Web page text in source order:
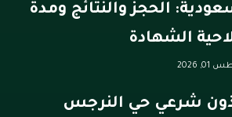
الحجز والنتائج ومدة
الشهادة
2026
شرعي حي النرجس